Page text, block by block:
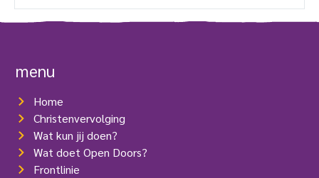
verzuimd naar de bevolking en
als een paraplugroep zonder hun namen te noemen.
menu
Home
Christenvervolging
Wat kun jij doen?
Wat doet Open Doors?
Frontlinie